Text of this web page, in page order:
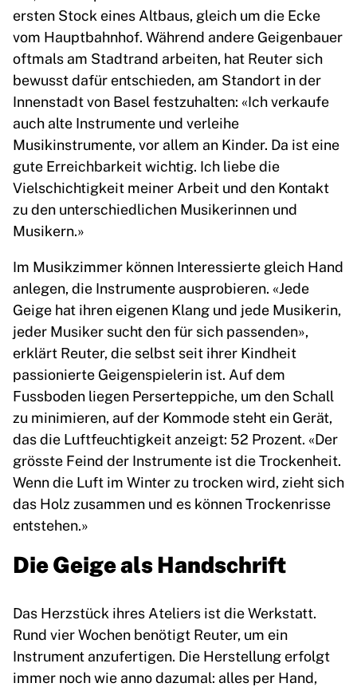
ersten Stock eines Altbaus, gleich um die Ecke
vom Hauptbahnhof. Während andere Geigenbauer
oftmals am Stadtrand arbeiten, hat Reuter sich
bewusst dafür entschieden, am Standort in der
Innenstadt von Basel festzuhalten: «Ich verkaufe
auch alte Instrumente und verleihe
Musikinstrumente, vor allem an Kinder. Da ist eine
gute Erreichbarkeit wichtig. Ich liebe die
Vielschichtigkeit meiner Arbeit und den Kontakt
zu den unterschiedlichen Musikerinnen und
Musikern.»
Im Musikzimmer können Interessierte gleich Hand
anlegen, die Instrumente ausprobieren. «Jede
Geige hat ihren eigenen Klang und jede Musikerin,
jeder Musiker sucht den für sich passenden»,
erklärt Reuter, die selbst seit ihrer Kindheit
passionierte Geigenspielerin ist. Auf dem
Fussboden liegen Perserteppiche, um den Schall
zu minimieren, auf der Kommode steht ein Gerät,
das die Luftfeuchtigkeit anzeigt: 52 Prozent. «Der
grösste Feind der Instrumente ist die Trockenheit.
Wenn die Luft im Winter zu trocken wird, zieht sich
das Holz zusammen und es können Trockenrisse
entstehen.»
Die Geige als Handschrift
Das Herzstück ihres Ateliers ist die Werkstatt.
Rund vier Wochen benötigt Reuter, um ein
Instrument anzufertigen. Die Herstellung erfolgt
immer noch wie anno dazumal: alles per Hand,